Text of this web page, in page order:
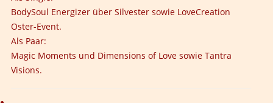
BodySoul Energizer über Silvester sowie LoveCreation
Oster-Event.
Als Paar:
Magic Moments und Dimensions of Love sowie Tantra
Visions.